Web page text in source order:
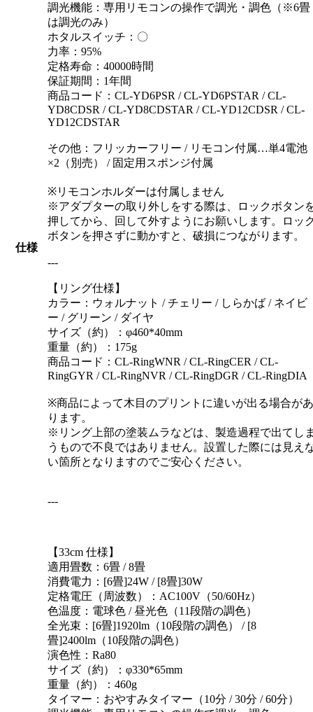
仕様
調光機能：専用リモコンの操作で調光・調色（※6畳
は調光のみ）
ホタルスイッチ：〇
力率：95%
定格寿命：40000時間
保証期間：1年間
商品コード：CL-YD6PSR / CL-YD6PSTAR / CL-
YD8CDSR / CL-YD8CDSTAR / CL-YD12CDSR / CL-
YD12CDSTAR
その他：フリッカーフリー / リモコン付属…単4電池
×2（別売） / 固定用スポンジ付属
※リモコンホルダーは付属しません
※アダプターの取り外しをする際は、ロックボタン
押してから、回して外すようにお願いします。ロッ
ボタンを押さずに動かすと、破損につながります。
---
【リング仕様】
カラー：ウォルナット / チェリー / しらかば / ネイビ
ー / グリーン / ダイヤ
サイズ（約）：φ460*40mm
重量（約）：175g
商品コード：CL-RingWNR / CL-RingCER / CL-
RingGYR / CL-RingNVR / CL-RingDGR / CL-RingDIA
※商品によって木目のプリントに違いが出る場合があ
ります。
※リング上部の塗装ムラなどは、製造過程で出てし
うもので不良ではありません。設置した際には見え
い箇所となりますのでご安心ください。
---
【33cm 仕様】
適用畳数：6畳 / 8畳
消費電力：[6畳]24W / [8畳]30W
定格電圧（周波数）：AC100V（50/60Hz）
色温度：電球色 / 昼光色（11段階の調色）
全光束：[6畳]1920lm（10段階の調色） / [8
畳]2400lm（10段階の調色）
演色性：Ra80
サイズ（約）：φ330*65mm
重量（約）：460g
タイマー：おやすみタイマー（10分 / 30分 / 60分）